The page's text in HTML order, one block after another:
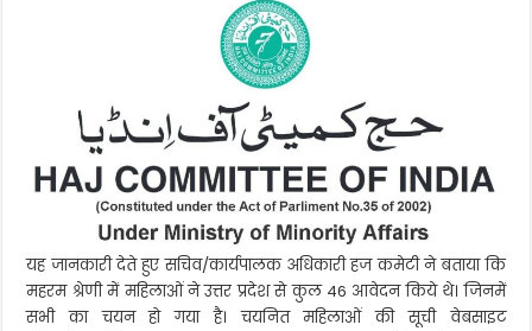
30
दिसंबर
तक
जमा
कर
सकेंगे
यह जानकारी देते हुए सचिव/कार्यपालक अधिकारी हज कमेटी ने बताया कि
महरम श्रेणी में महिलाओं ने उत्तर प्रदेश से कुल 46 आवेदन किये थे। जिनमें
सभी का चयन हो गया है। चयनित महिलाओं की सूची वेबसाइट